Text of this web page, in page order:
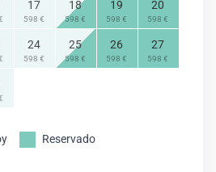
buscan vivir la esencia de
17
598 €
18
598 €
19
598 €
20
598 €
24
598 €
25
598 €
26
598 €
27
598 €
Reservado